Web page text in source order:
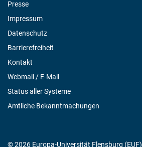
Presse
Impressum
Datenschutz
Barrierefreiheit
Kontakt
Webmail / E-Mail
Status aller Systeme
Amtliche Bekanntmachungen
© 2026 Europa-Universität Flensburg (EUF)